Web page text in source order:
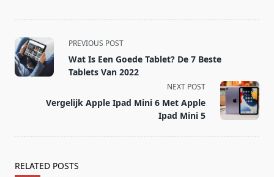
<span
class="nav-
subtitle
reader-
PREVIOUS POST
Wat Is Een Goede Tablet? De 7 Beste
Tablets Van 2022
NEXT POST
Vergelijk Apple Ipad Mini 6 Met Apple
Ipad Mini 5
RELATED POSTS